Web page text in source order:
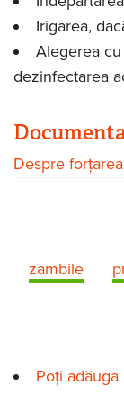
Irigarea,
Alegerea
dezinfectarea
Despre
zambile
Poți